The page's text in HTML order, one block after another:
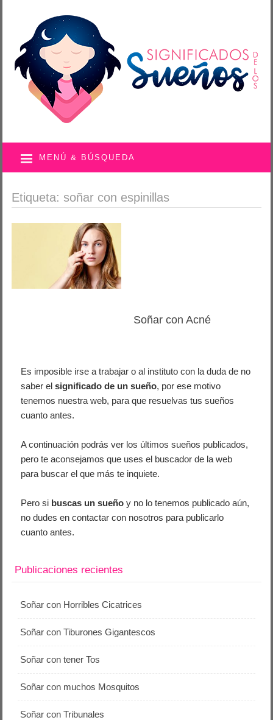
MENÚ & BÚSQUEDA
Etiqueta: soñar con espinillas
Soñar con Acné
Es imposible irse a trabajar o al instituto con la duda de no
saber elsignificado de un sueño, por ese motivo
tenemos nuestra web, para que resuelvas tus sueños
cuanto antes.
A continuación podrás ver los últimos sueños publicados,
pero te aconsejamos que uses el buscador de la web
para buscar el que más te inquiete.
Pero si buscas un sueño y no lo tenemos publicado aún,
no dudes en contactar con nosotros para publicarlo
cuanto antes.
Publicaciones recientes
Soñar con Horribles Cicatrices
Soñar con Tiburones Gigantescos
Soñar con tener Tos
Soñar con muchos Mosquitos
Soñar con Tribunales